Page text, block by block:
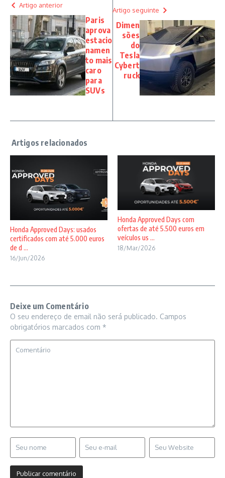
Artigo anterior
Paris
aprova
estacio
namen
to mais
caro
para
SUVs
Artigo seguinte
Dimen
sões
do
Tesla
Cybert
ruck
Honda Approved Days: usados
certificados com até 5.000 euros
de d ...
16/Jun/2026
Honda Approved Days com
ofertas de até 5.500 euros em
veículos us ...
18/Mar/2026
Deixe um Comentário
O seu endereço de email não será publicado. Campos
obrigatórios marcados com *